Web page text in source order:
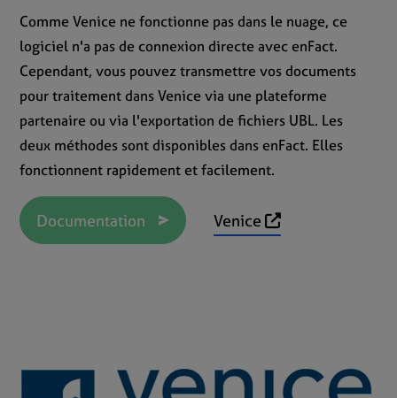
Comme Venice ne fonctionne pas dans le nuage, ce
logiciel n'a pas de connexion directe avec enFact.
Cependant, vous pouvez transmettre vos documents
pour traitement dans Venice via une plateforme
partenaire ou via l'exportation de fichiers UBL. Les
deux méthodes sont disponibles dans enFact. Elles
fonctionnent rapidement et facilement.
Documentation Venice